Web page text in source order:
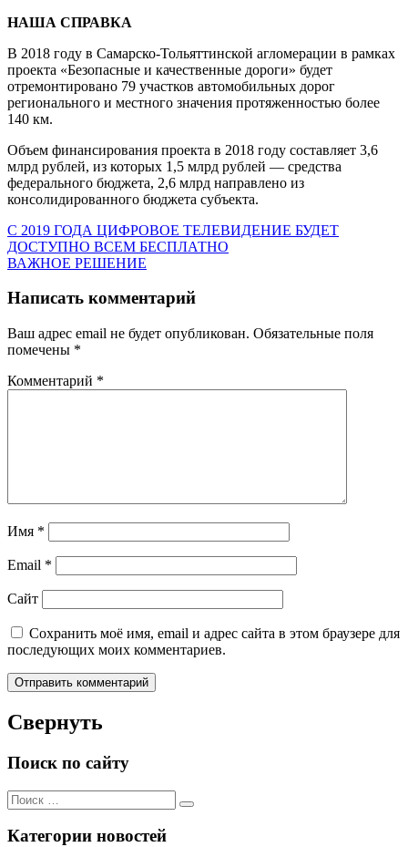
НАША СПРАВКА
В 2018 году в Самарско-Тольяттинской агломерации в рамках
проекта «Безопасные и качественные дороги» будет
отремонтировано 79 участков автомобильных дорог
регионального и местного значения протяженностью более
140 км.
Объем финансирования проекта в 2018 году составляет 3,6
млрд рублей, из которых 1,5 млрд рублей — средства
федерального бюджета, 2,6 млрд направлено из
консолидированного бюджета субъекта.
Навигация
по
Предыдущая
запись:
С 2019 ГОДА ЦИФРОВОЕ ТЕЛЕВИДЕНИЕ БУДЕТ
ДОСТУПНО ВСЕМ БЕСПЛАТНО
Следующая
ВАЖНОЕ РЕШЕНИЕ
Написать комментарий
Ваш адрес email не будет опубликован. Обязательные поля
помечены *
Комментарий *
Имя *
Email *
Сайт
Сохранить моё имя, email и адрес сайта в этом браузере для
последующих моих комментариев.
Свернуть
Поиск по сайту
Поиск
для:
Поиск
Категории новостей